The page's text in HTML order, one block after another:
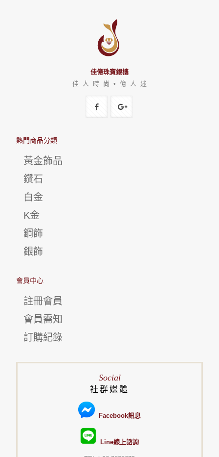
佳億珠寶銀樓
佳 人 時 尚 • 億 人 迷
熱門商品分類
黃金飾品
鑽石
白金
K金
鋼飾
銀飾
會員中心
註冊會員
會員需知
訂購紀錄
Social
社群媒體
Facebook訊息
Line線上諮詢